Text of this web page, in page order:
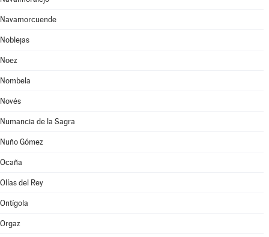
Navamorcuende
Noblejas
Noez
Nombela
Novés
Numancia de la Sagra
Nuño Gómez
Ocaña
Olías del Rey
Ontígola
Orgaz